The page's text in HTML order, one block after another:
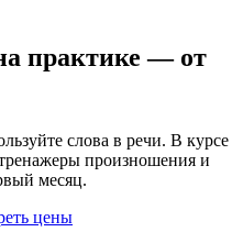
практике — от
слова в речи. В курсе
произношения и
месяц.
цены